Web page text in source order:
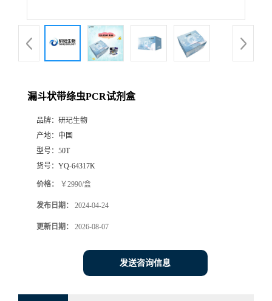
漏斗状带绦虫PCR试剂盒
品牌： 研玘生物
产地： 中国
型号： 50T
货号： YQ-64317K
价格： ￥2990/盒
发布日期： 2024-04-24
更新日期： 2026-08-07
发送咨询信息